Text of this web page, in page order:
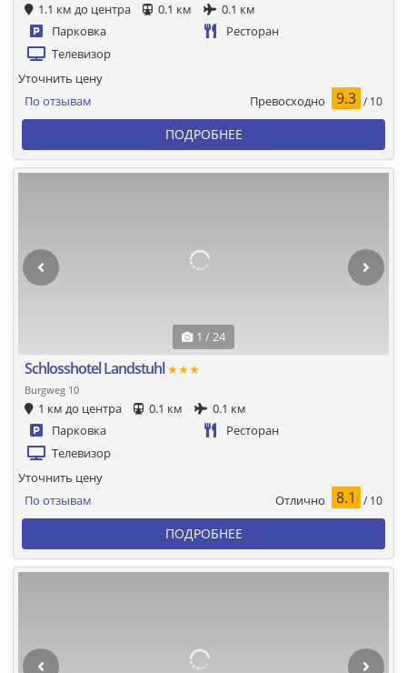
1.1 км до центра 0.1 км
0.1 км
Парковка
Ресторан
Телевизор
По отзывам Превосходно 9.3 / 10
Уточнить цену
ПОДРОБНЕЕ
1 / 24
Schlosshotel Landstuhl★★★
Burgweg 10
1 км до центра 0.1 км
0.1 км
Парковка
Ресторан
Телевизор
По отзывам Отлично 8.1 / 10
Уточнить цену
ПОДРОБНЕЕ